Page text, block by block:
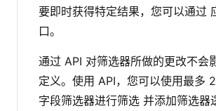
要即时获得特定结果，您可以通过
口。
通过 API 对筛选器所做的更改不会
定义。使用 API，您可以使用最多
字段筛选器进行筛选 并添加筛选器